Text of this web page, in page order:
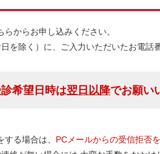
からお申し込みください。
を除く）に、ご入力いただいたお電
希望日時は翌日以降でお願い
る場合は、 PCメールからの受信拒否